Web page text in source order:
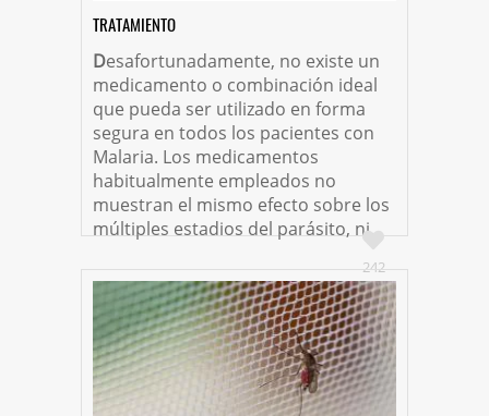
TRATAMIENTO
Desafortunadamente, no existe un
medicamento o combinación ideal
que pueda ser utilizado en forma
segura en todos los pacientes con
Malaria. Los medicamentos
habitualmente empleados no
muestran el mismo efecto sobre los
múltiples estadios del parásito, ni...
242